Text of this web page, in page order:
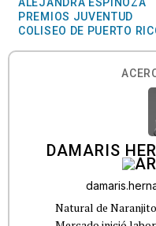
PREMIOS JUVENTUD
COLISEO DE PUERTO
DAMARIS
Natural de